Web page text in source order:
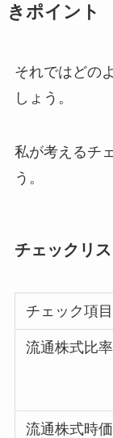
きポイント
それではどの
しょう。
私が考えるチ
う。
チェックリス
チェック項目
流通株式比率
流通株式時価